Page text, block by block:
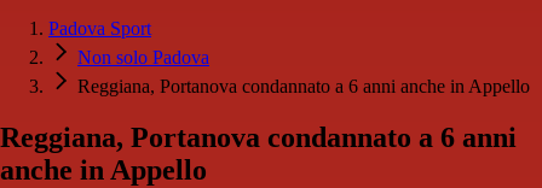
Padova Sport
Non solo Padova
Reggiana, Portanova condannato a 6 anni anche in Appello
Reggiana, Portanova condannato a 6 anni
anche in Appello